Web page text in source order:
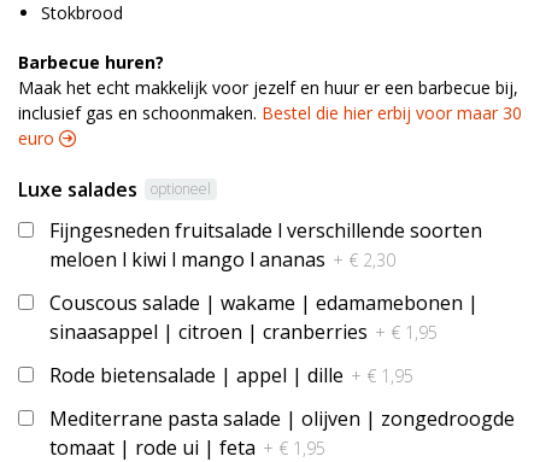
Stokbrood
Barbecue huren?
Maak het echt makkelijk voor jezelf en huur er een barbecue bij,
inclusief gas en schoonmaken. Bestel die hier erbij voor maar 30
euro 
Luxe salades optioneel
Fijngesneden fruitsalade l verschillende soorten
meloen l kiwi l mango l ananas + € 2,30
Couscous salade | wakame | edamamebonen |
sinaasappel | citroen | cranberries + € 1,95
Rode bietensalade | appel | dille + € 1,95
Mediterrane pasta salade | olijven | zongedroogde
tomaat | rode ui | feta + € 1,95